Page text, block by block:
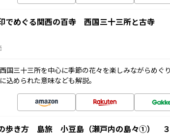
でめぐる関西の百寺 西国三十三所と古寺
国三十三所を中心に季節の花々を楽しみながらめぐ
込められた意味なども解説。
歩き方 島旅 小豆島（瀬戸内の島々①）